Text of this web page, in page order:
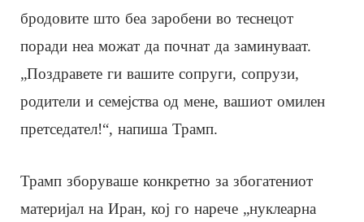
бродовите што беа заробени во теснецот
поради неа можат да почнат да заминуваат.
„Поздравете ги вашите сопруги, сопрузи,
родители и семејства од мене, вашиот омилен
претседател!“, напиша Трамп.
Трамп зборуваше конкретно за збогатениот
материјал на Иран, кој го нарече „нуклеарна